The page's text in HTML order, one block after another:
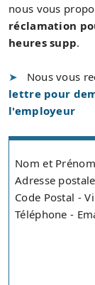
nous vous
réclamation
heures supp.
Nous vous
lettre pour
l'employeur
Nom et Prénom
Adresse postale
Code Postal -
Téléphone -